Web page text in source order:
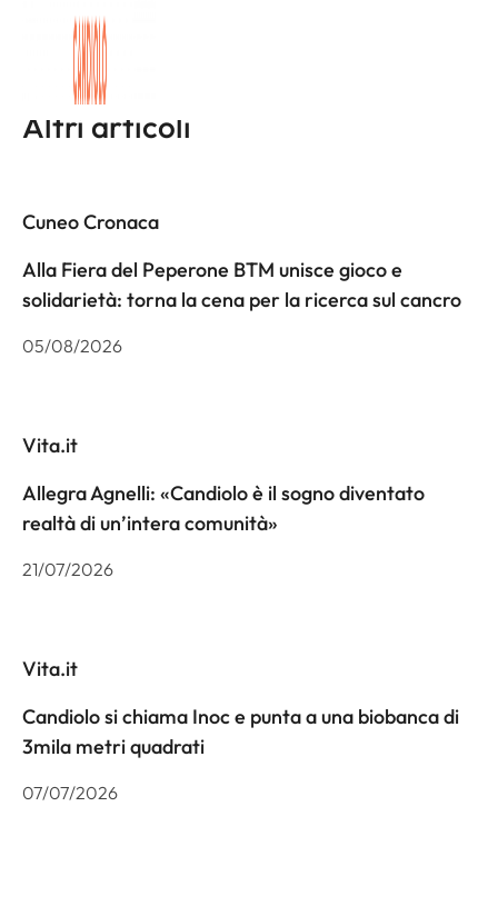
Altri articoli
Cuneo Cronaca
Alla Fiera del Peperone BTM unisce gioco e
solidarietà: torna la cena per la ricerca sul cancro
05/08/2026
Vita.it
Allegra Agnelli: «Candiolo è il sogno diventato
realtà di un’intera comunità»
21/07/2026
Vita.it
Candiolo si chiama Inoc e punta a una biobanca di
3mila metri quadrati
07/07/2026